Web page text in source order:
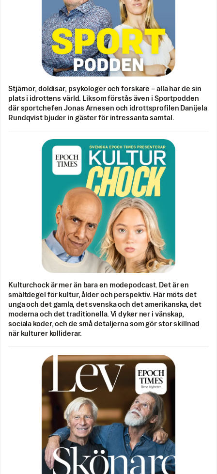
Stjärnor, doldisar, psykologer och forskare – alla har de sin
plats i idrottens värld. Liksom förstås även i Sportpodden
där sportchefen Jonas Arnesen och idrottsprofilen Danijela
Rundqvist bjuder in gäster för intressanta samtal.
Kulturchock är mer än bara en modepodcast. Det är en
smältdegel för kultur, ålder och perspektiv. Här möts det
unga och det gamla, det svenska och det amerikanska, det
moderna och det traditionella. Vi dyker ner i vänskap,
sociala koder, och de små detaljerna som gör stor skillnad
när kulturer kolliderar.